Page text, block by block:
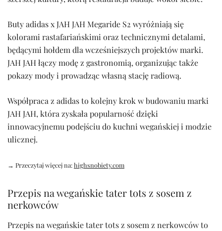
Buty adidas x JAH JAH Megaride S2 wyróżniają się
kolorami rastafariańskimi oraz technicznymi detalami,
będącymi hołdem dla wcześniejszych projektów marki.
JAH JAH łączy modę z gastronomią, organizując także
pokazy mody i prowadząc własną stację radiową.
Współpraca z adidas to kolejny krok w budowaniu marki
JAH JAH, która zyskała popularność dzięki
innowacyjnemu podejściu do kuchni wegańskiej i modzie
ulicznej.
→ Przeczytaj więcej na:highsnobiety.com
Przepis na wegańskie tater tots z sosem z
nerkowców
Przepis na wegańskie tater tots z sosem z nerkowców to